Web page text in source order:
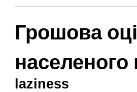
Грошова
населеного
laziness